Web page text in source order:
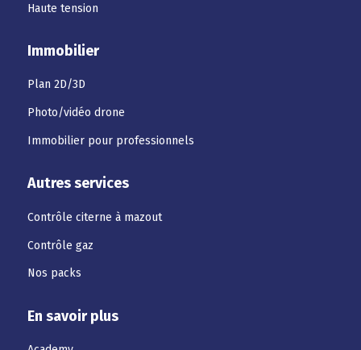
Haute tension
Immobilier
Plan 2D/3D
Photo/vidéo drone
Immobilier pour professionnels
Autres services
Contrôle citerne à mazout
Contrôle gaz
Nos packs
En savoir plus